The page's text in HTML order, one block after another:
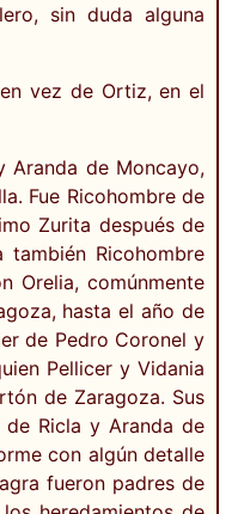
sin duda alguna
vez de Ortiz, en el
Aranda de Moncayo,
Fue Ricohombre de
Zurita después de
Ricohombre
Orelia, comúnmente
hasta el año de
de Pedro Coronel y
Pellicer y Vidania
de Zaragoza. Sus
Ricla y Aranda de
con algún detalle
fueron padres de